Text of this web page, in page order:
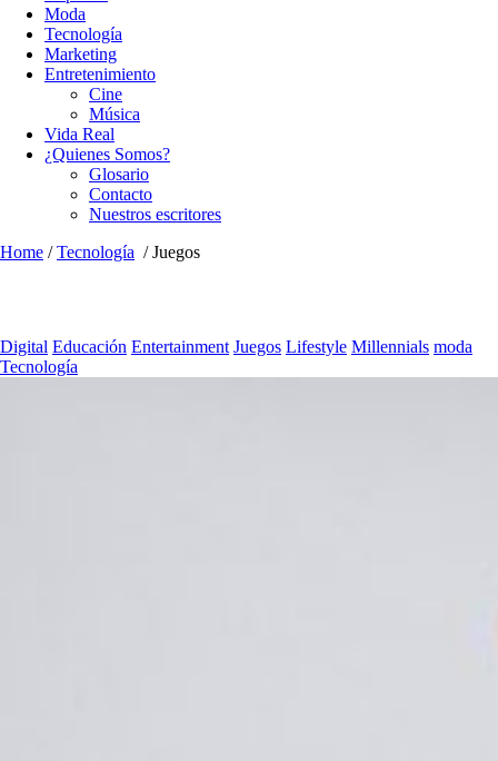
Moda
Tecnología
Marketing
Entretenimiento
Cine
Música
Vida Real
¿Quienes Somos?
Glosario
Contacto
Nuestros escritores
Home /Tecnología /Juegos
Digital Educación Entertainment Juegos Lifestyle Millennials moda
Tecnología